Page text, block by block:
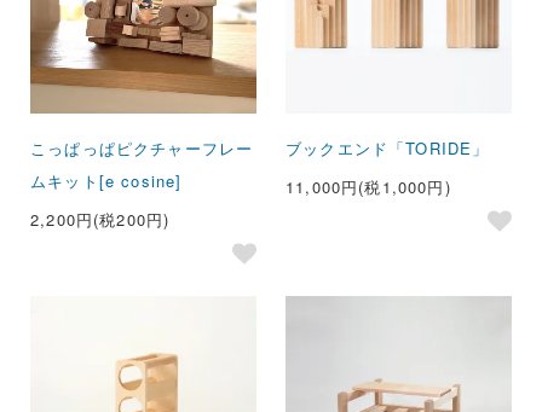
こっぱっぱピクチャーフレー
ムキット[e cosine]
2,200円(税200円)
ブックエンド「TORIDE」
11,000円(税1,000円)